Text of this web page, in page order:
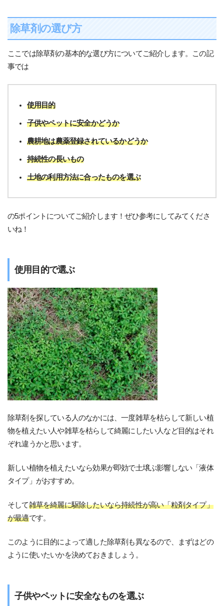
除草剤の選び方
ここでは除草剤の基本的な選び方についてご紹介します。この記
事では
使用目的
子供やペットに安全かどうか
農耕地は農薬登録されているかどうか
持続性の長いもの
土地の利用方法に合ったものを選ぶ
の5ポイントについてご紹介します！ぜひ参考にしてみてくださ
いね！
使用目的で選ぶ
除草剤を探している人のなかには、一度雑草を枯らして新しい植
物を植えたい人や雑草を枯らして綺麗にしたい人など目的はそれ
ぞれ違うかと思います。
新しい植物を植えたいなら効果が即効で土壌ぶ影響しない「液体
タイプ」がおすすめ。
そして雑草を綺麗に駆除したいなら持続性が高い「粒剤タイプ」
が最適です。
このように目的によって適した除草剤も異なるので、まずはどの
ように使いたいかを決めておきましょう。
子供やペットに安全なものを選ぶ